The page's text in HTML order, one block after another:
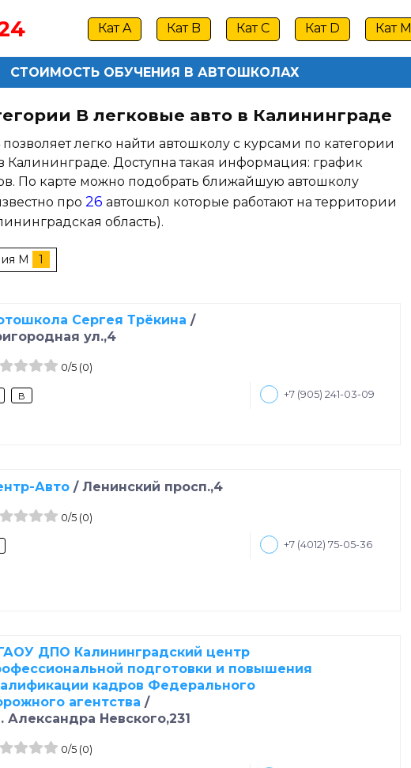
Кат A Кат B Кат C Кат D Кат M
СТОИМОСТЬ ОБУЧЕНИЯ В АВТОШКОЛАХ
B легковые авто в Калининграде
легко найти автошколу с курсами по категории
Калининграде. Доступна такая информация: график
По карте можно подобрать ближайшую автошколу
про 26 автошкол которые работают на территории
область).
M 1
Сергея Трёкина /
ул.,4
0/5(0)
B +7 (905) 241-03-09
Авто / Ленинский просп.,4
0/5(0)
+7 (4012) 75-05-36
ДПО Калининградский центр
подготовки и повышения
кадров Федерального
агентства /
Александра Невского,231
0/5(0)